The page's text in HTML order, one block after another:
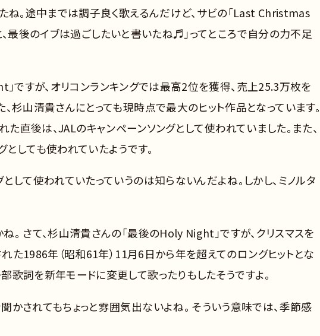
ね。途中までは調子良く歌えるんだけど、サビの「Last Christmas
後のイブは過ごしたいと書いたね♬」ってところで自分の力不足
ですが、オリコンランキングでは最高2位を獲得、売上25.3万枚を
、杉山清貴さんにとっても現時点で最大のヒット作品となっています。
直後は、JALのキャンペーンソングとして使われていました。また、
しても使われていたようです。
して使われていたっていうのは知らないんだよね。しかし、ミノルタ
。 さて、杉山清貴さんの「最後のHoly Night」ですが、クリスマスを
た1986年（昭和61年）11月6日から年を超えてのロングヒットとな
歌詞を新年モードに変更して歌ったりもしたそうですよ。
かされてもちょっと雰囲気出ないよね。 そういう意味では、季節感